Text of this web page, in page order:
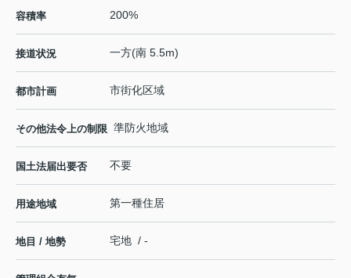
容積率 200%
接道状況 一方(南 5.5m)
都市計画 市街化区域
その他法令上の制限 準防火地域
国土法届出要否 不要
用途地域 第一種住居
地目 / 地勢 宅地 / -